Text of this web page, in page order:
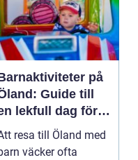
på
Guide till
lekfull dag för
hela familjen
resa till Öland med
väcker ofta